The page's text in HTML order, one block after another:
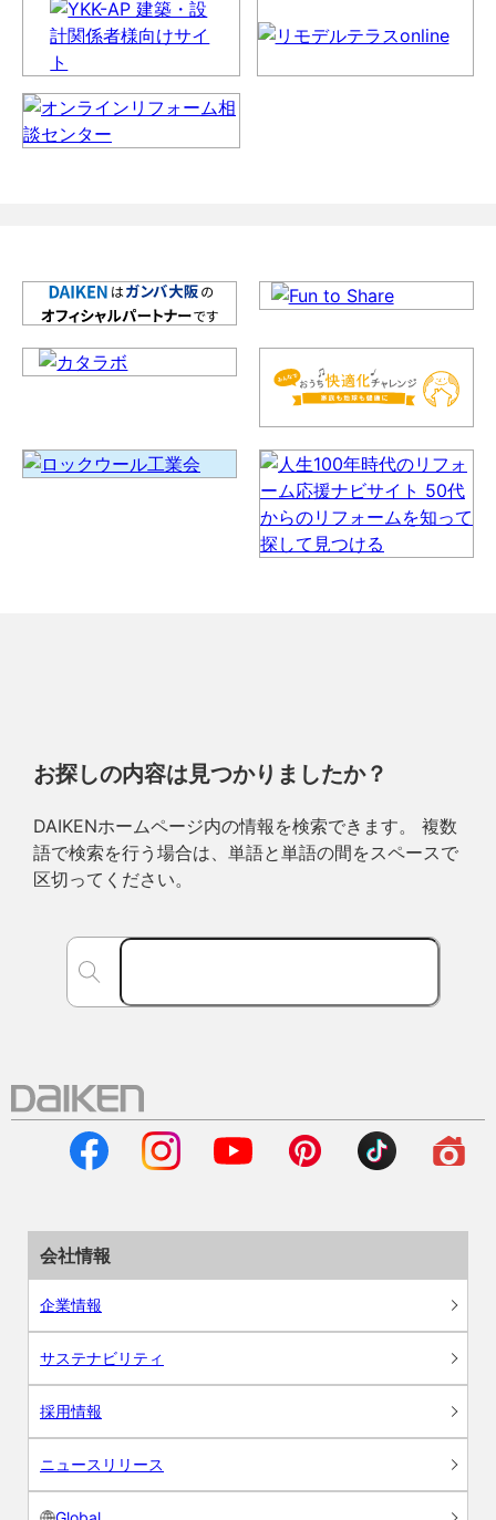
お探しの内容は見つかりましたか？
DAIKENホームページ内の情報を検索できます。 複数
語で検索を行う場合は、単語と単語の間をスペースで
区切ってください。
会社情報
企業情報
サステナビリティ
採用情報
ニュースリリース